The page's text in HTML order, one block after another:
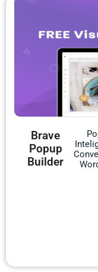
Brave
Popup
Builder